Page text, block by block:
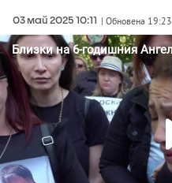
03 май 2025 10:11 | Обновена 19:23